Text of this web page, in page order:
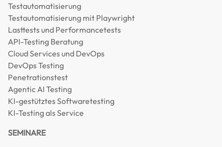
Testautomatisierung
Testautomatisierung mit Playwright
Lasttests und Performancetests
API-Testing Beratung
Cloud Services und DevOps
DevOps Testing
Penetrationstest
Agentic AI Testing
KI-gestütztes Softwaretesting
KI-Testing als Service
SEMINARE